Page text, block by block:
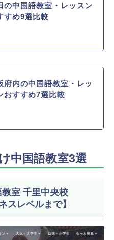
の中国語教室・レッスン
すめ9選比較
府内の中国語教室・レッ
おすすめ7選比較
中国語教室3選
室 千里中央校
スレベルまで】